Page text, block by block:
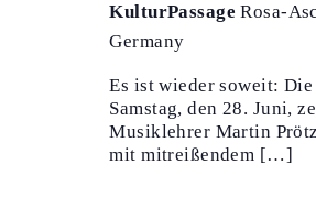
KulturPassageRosa-
Germany
Es ist wieder soweit:
Samstag, den 28. Juni,
Musiklehrer Martin
mit mitreißendem […]